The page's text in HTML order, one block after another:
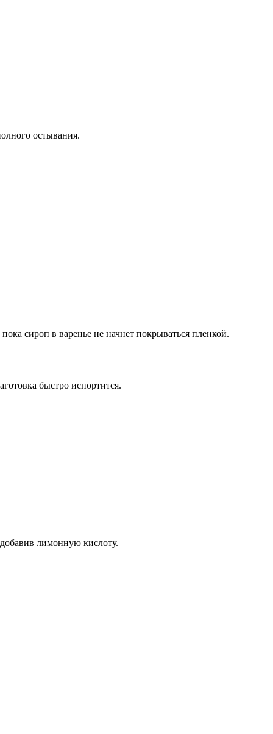
остывания.
сироп в варенье не начнет покрываться пленкой.
быстро испортится.
лимонную кислоту.